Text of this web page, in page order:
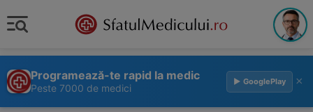
Programează-te rapid la medic
Peste 7000 de medici
▶ GooglePlay ×